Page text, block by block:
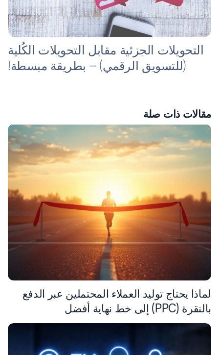
التحويلات الجزئية مقابل التحويلات الكُلية
(للتسويق الرقمي) – بطريقة مبسطة!
مقالات ذات صلة
لماذا يحتاج توليد العملاء المحتملين عبر الدفع
بالنقرة (PPC) إلى خط نهاية أفضل